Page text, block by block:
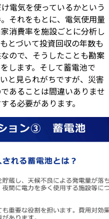
電気を使っているかという
それをもとに、電気使用量
消費率を施設ごとに分析し
とづいて投資回収の年数も
ので、そうしたことも勘案
します。そして蓄電池で
と見られがちですが、災害
あることは間違いありませ
る必要があります。